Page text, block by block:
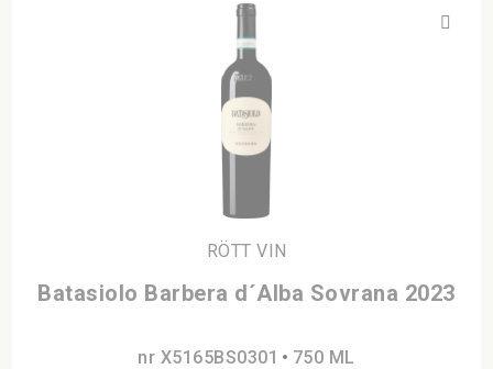
RÖTT VIN
Batasiolo Barbera d´Alba Sovrana 2023
nr X5165BS0301 750 ML